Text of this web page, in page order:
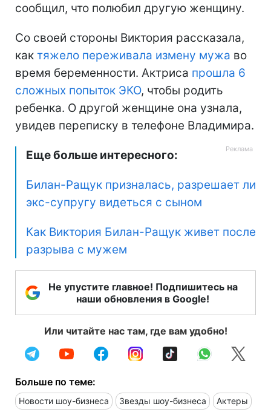
сообщил, что полюбил другую женщину.
Со своей стороны Виктория рассказала,
как тяжело переживала измену мужа во
время беременности. Актриса прошла 6
сложных попыток ЭКО, чтобы родить
ребенка. О другой женщине она узнала,
увидев переписку в телефоне Владимира.
Еще больше интересного:
Билан-Ращук призналась, разрешает ли
экс-супругу видеться с сыном
Как Виктория Билан-Ращук живет после
разрыва с мужем
Не упустите главное! Подпишитесь на
наши обновления в Google!
Или читайте нас там, где вам удобно!
Больше по теме:
Новости шоу-бизнеса Звезды шоу-бизнеса Актеры